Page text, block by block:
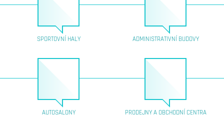
SPORTOVNÍ HALY ADMINISTRATIVNÍ BUDOVY
AUTOSALONY PRODEJNY A OBCHODNÍ CENTRA